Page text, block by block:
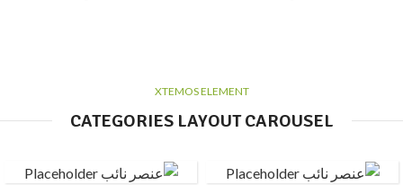
XTEMOS ELEMENT
CATEGORIES LAYOUT CAROUSEL